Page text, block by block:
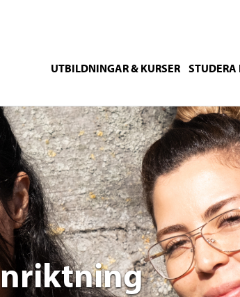
UTBILDNINGAR & KURSER STUDERA